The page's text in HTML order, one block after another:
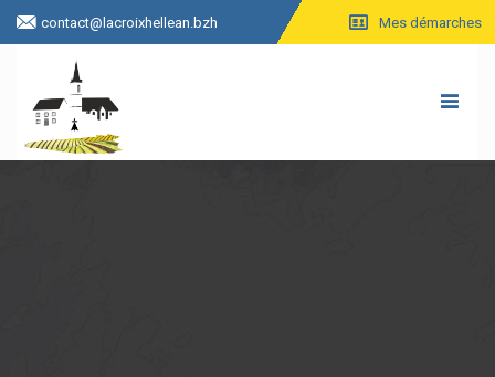
contact@lacroixhellean.bzh Mes démarches